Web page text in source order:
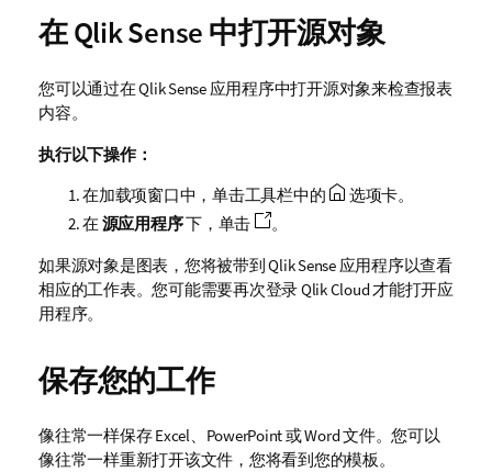
在Qlik Sense 中打开源对象
您可以通过在Qlik Sense应用程序中打开源对象来检查报表
内容。
执行以下操作：
在加载项窗口中，单击工具栏中的
选项卡。
在 源应用程序下，单击
。
如果源对象是图表，您将被带到Qlik Sense应用程序以查看
相应的工作表。您可能需要再次登录Qlik Cloud 才能打开应
用程序。
保存您的工作
像往常一样保存Excel、 PowerPoint或Word文件。您可以
像往常一样重新打开该文件，您将看到您的模板。